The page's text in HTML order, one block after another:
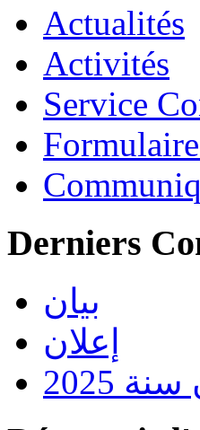
Actualités
Activités
Service
Derniers
بيان
إعلان
2025